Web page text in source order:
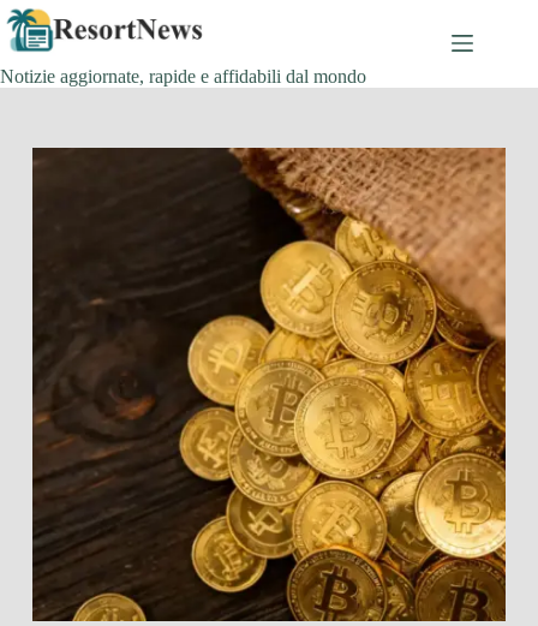
Salta
al
contenuto
Notizie aggiornate, rapide e affidabili dal mondo